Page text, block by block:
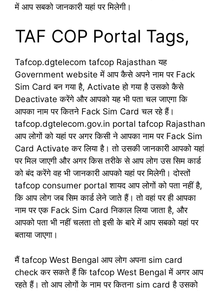
में आप सबको जानकारी यहां पर मिलेगी।
TAF COP Portal Tags,
Tafcop.dgtelecom tafcop Rajasthan यह
Government website में आप कैसे अपने नाम पर Fack
Sim Card बन गया है, Activate हो गया है उसको कैसे
Deactivate करेंगे और आपको यह भी पता चल जाएगा कि
आपका नाम पर कितने Fack Sim Card चल रहे हैं।
tafcop.dgtelecom.gov.in portal tafcop Rajasthan
आप लोगों को यहां पर अगर किसी ने आपका नाम पर Fack Sim
Card Activate कर लिया है। तो उसकी जानकारी आपको यहां
पर मिल जाएगी और अगर किस तरीके से आप लोग उस सिम कार्ड
को बंद करेंगे वह भी जानकारी आपको यहां पर मिलेगी। दोस्तों
tafcop consumer portal शायद आप लोगों को पता नहीं है,
कि आप लोग जब सिम कार्ड लेने जाते हैं। तो वहां पर ही आपका
नाम पर एक Fack Sim Card निकाल लिया जाता है, और
आपको पता भी नहीं चलता तो इसी के बारे में आप सबको यहां पर
बताया जाएगा।
मैं tafcop West Bengal आप लोग अपना sim card
check कर सकते हैं कि tafcop West Bengal में अगर आप
रहते हैं। तो आप लोगों के नाम पर कितना sim card है उसको